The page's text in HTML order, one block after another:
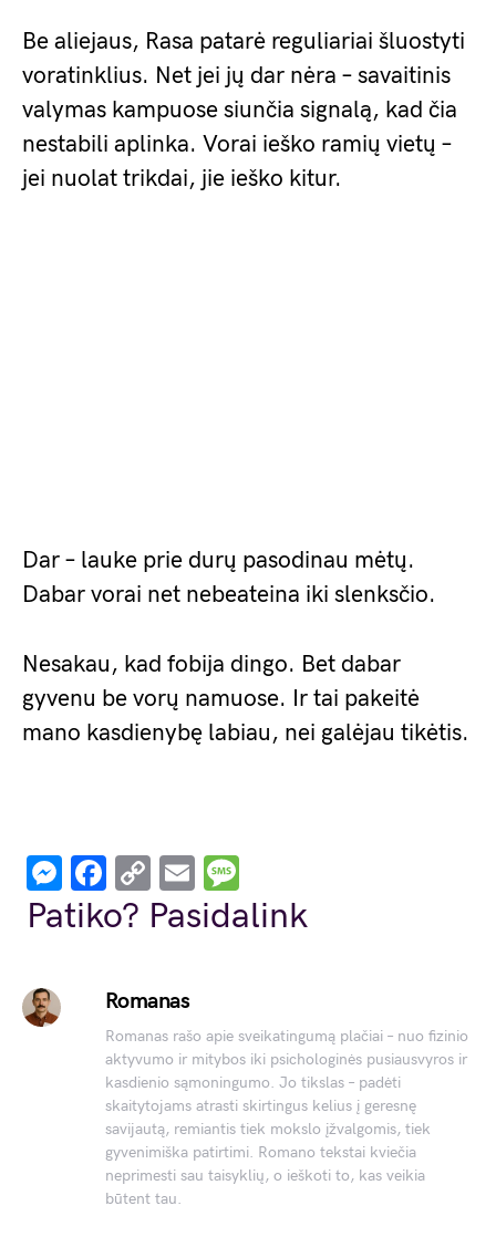
Be aliejaus, Rasa patarė reguliariai šluostyti
voratinklius. Net jei jų dar nėra – savaitinis
valymas kampuose siunčia signalą, kad čia
nestabili aplinka. Vorai ieško ramių vietų –
jei nuolat trikdai, jie ieško kitur.
Dar – lauke prie durų pasodinau mėtų.
Dabar vorai net nebeateina iki slenksčio.
Nesakau, kad fobija dingo. Bet dabar
gyvenu be vorų namuose. Ir tai pakeitė
mano kasdienybę labiau, nei galėjau tikėtis.
Messenger
Facebook
Copy
Link
Email
Patiko? Pasidalink
Romanas
Romanas rašo apie sveikatingumą plačiai – nuo fizinio
aktyvumo ir mitybos iki psichologinės pusiausvyros ir
kasdienio sąmoningumo. Jo tikslas – padėti
skaitytojams atrasti skirtingus kelius į geresnę
savijautą, remiantis tiek mokslo įžvalgomis, tiek
gyvenimiška patirtimi. Romano tekstai kviečia
neprimesti sau taisyklių, o ieškoti to, kas veikia
būtent tau.